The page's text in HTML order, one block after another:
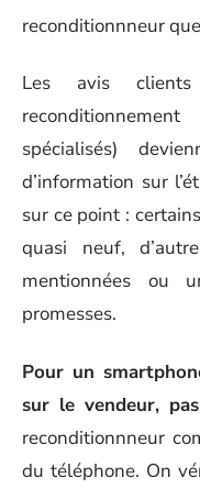
reconditionnneur
Les avis
spécialisés)
d’information sur
sur ce point :
quasi neuf,
mentionnées ou
promesses.
Pour un
sur le vendeur,
reconditionnneur
du téléphone. On